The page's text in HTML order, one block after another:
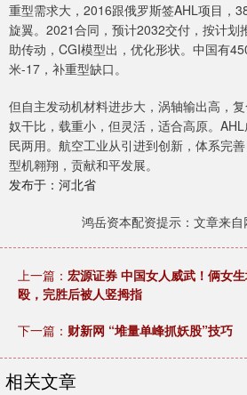
重型需求大，2016跟俄罗斯签AHL项目，
旋翼。2021合同，预计2032交付，按计划
助传动，CGI模型出，优化形状。中国有
米-17，补重型缺口。
但自主发动机材料进步大，涡轴输出高，
奴干比，载重小，但灵活，适合高原。
民两用。航空工业从引进到创新，体系完
型机翱翔，贡献和平发展。
发布于：河北省
鸿岳资本配资提示：文章来自
上一篇： 宏源证券 中国女人威武！俩女
殴，完胜后被人竖拇指
下一篇： 财新网 “堆量单峰抓妖股”技巧
相关文章